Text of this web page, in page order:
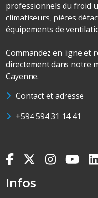
professionnels du froid
climatiseurs, pièces
équipements de
Commandez en ligne et
directement dans notre
Cayenne.
Contact et adresse
+594 594 31 14 41
Infos